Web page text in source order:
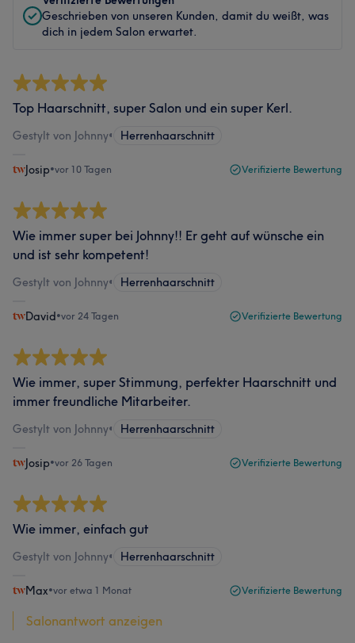
Geschrieben von unseren Kunden, damit du weißt, was
dich in jedem Salon erwartet.
Top Haarschnitt, super Salon und ein super Kerl.
Gestylt von Johnny• Herrenhaarschnitt
Josip•vor 10 Tagen Verifizierte Bewertung
Wie immer super bei Johnny!! Er geht auf wünsche ein
und ist sehr kompetent!
Gestylt von Johnny• Herrenhaarschnitt
David•vor 24 Tagen Verifizierte Bewertung
Wie immer, super Stimmung, perfekter Haarschnitt und
immer freundliche Mitarbeiter.
Gestylt von Johnny• Herrenhaarschnitt
Josip•vor 26 Tagen Verifizierte Bewertung
Wie immer, einfach gut
Gestylt von Johnny• Herrenhaarschnitt
Max•vor etwa 1 Monat Verifizierte Bewertung
Salonantwort anzeigen